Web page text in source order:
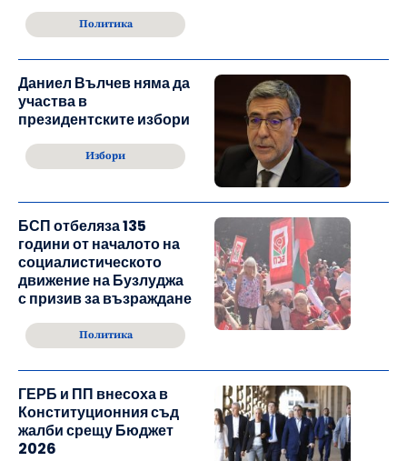
Политика
Даниел Вълчев няма да
участва в
президентските избори
Избори
БСП отбеляза 135
години от началото на
социалистическото
движение на Бузлуджа
с призив за възраждане
Политика
ГЕРБ и ПП внесоха в
Конституционния съд
жалби срещу Бюджет
2026